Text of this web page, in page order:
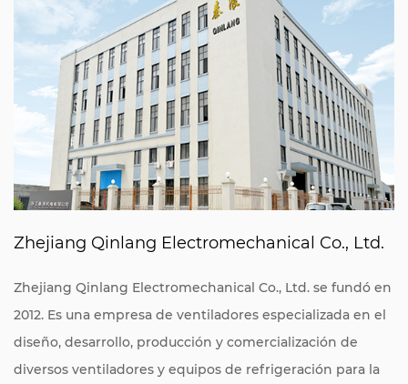
Zhejiang Qinlang Electromechanical Co., Ltd.
Zhejiang Qinlang Electromechanical Co., Ltd. se fundó en
2012. Es una empresa de ventiladores especializada en el
diseño, desarrollo, producción y comercialización de
diversos ventiladores y equipos de refrigeración para la